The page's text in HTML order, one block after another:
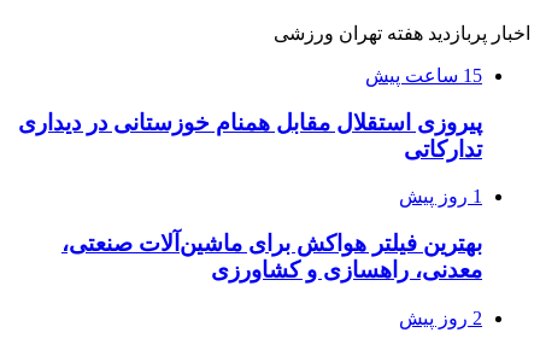
اخبار پربازدید هفته تهران ورزشی
15 ساعت پیش
پیروزی استقلال مقابل همنام خوزستانی در دیداری
تدارکاتی
1 روز پیش
بهترین فیلتر هواکش برای ماشین‌آلات صنعتی،
معدنی، راهسازی و کشاورزی
2 روز پیش